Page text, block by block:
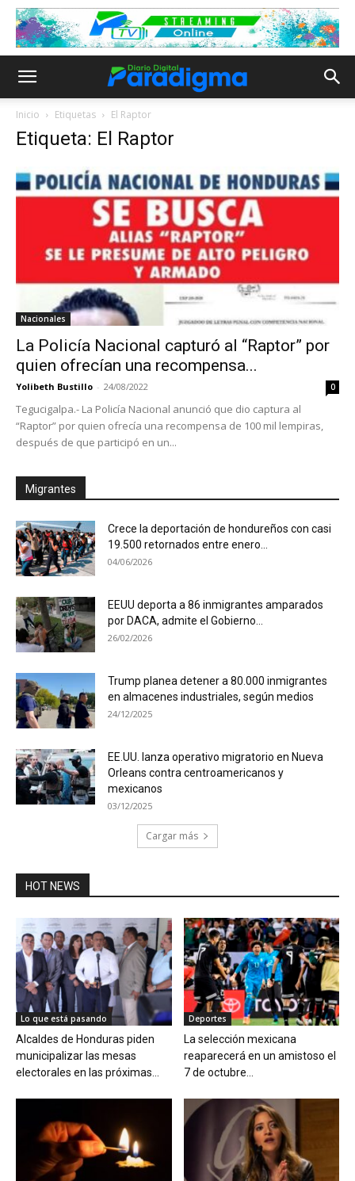
Inicio Etiquetas El Raptor
Etiqueta: El Raptor
Nacionales
La Policía Nacional capturó al “Raptor” por
quien ofrecían una recompensa...
Yolibeth Bustillo - 24/08/2022 0
Tegucigalpa.- La Policía Nacional anunció que dio captura al
“Raptor” por quien ofrecía una recompensa de 100 mil lempiras,
después de que participó en un...
Migrantes
Crece la deportación de hondureños con casi
19.500 retornados entre enero...
04/06/2026
EEUU deporta a 86 inmigrantes amparados
por DACA, admite el Gobierno...
26/02/2026
Trump planea detener a 80.000 inmigrantes
en almacenes industriales, según medios
24/12/2025
EE.UU. lanza operativo migratorio en Nueva
Orleans contra centroamericanos y
mexicanos
03/12/2025
Cargar más
HOT NEWS
Lo que está pasando
Alcaldes de Honduras piden
municipalizar las mesas
electorales en las próximas...
Deportes
La selección mexicana
reaparecerá en un amistoso el
7 de octubre...